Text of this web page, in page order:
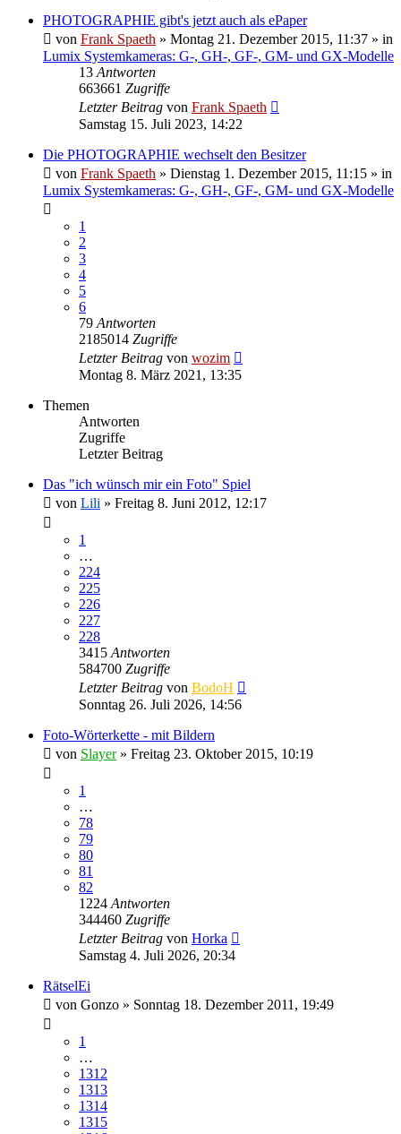
PHOTOGRAPHIE gibt's jetzt auch als ePaper
von Frank Spaeth » Montag 21. Dezember 2015, 11:37 » in
Lumix Systemkameras: G-, GH-, GF-, GM- und GX-Modelle
13 Antworten
663661 Zugriffe
Letzter Beitrag von Frank Spaeth
Samstag 15. Juli 2023, 14:22
Die PHOTOGRAPHIE wechselt den Besitzer
von Frank Spaeth » Dienstag 1. Dezember 2015, 11:15 » in
Lumix Systemkameras: G-, GH-, GF-, GM- und GX-Modelle
1
2
3
4
5
6
79 Antworten
2185014 Zugriffe
Letzter Beitrag von wozim
Montag 8. März 2021, 13:35
Themen
Antworten
Zugriffe
Letzter Beitrag
Das "ich wünsch mir ein Foto" Spiel
von Lili » Freitag 8. Juni 2012, 12:17
1
…
224
225
226
227
228
3415 Antworten
584700 Zugriffe
Letzter Beitrag von BodoH
Sonntag 26. Juli 2026, 14:56
Foto-Wörterkette - mit Bildern
von Slayer» Freitag 23. Oktober 2015, 10:19
1
…
78
79
80
81
82
1224 Antworten
344460 Zugriffe
Letzter Beitrag von Horka
Samstag 4. Juli 2026, 20:34
RätselEi
von Gonzo » Sonntag 18. Dezember 2011, 19:49
1
…
1312
1313
1314
1315